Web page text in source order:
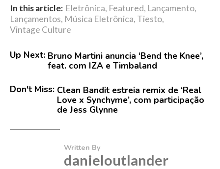
In this article: Eletrônica, Featured, Lançamento,
Lançamentos, Música Eletrônica, Tiesto,
Vintage Culture
Up Next: Bruno Martini anuncia ‘Bend the Knee’,
feat. com IZA e Timbaland
Don't Miss: Clean Bandit estreia remix de ‘Real
Love x Synchyme’, com participação
de Jess Glynne
Written By
danieloutlander